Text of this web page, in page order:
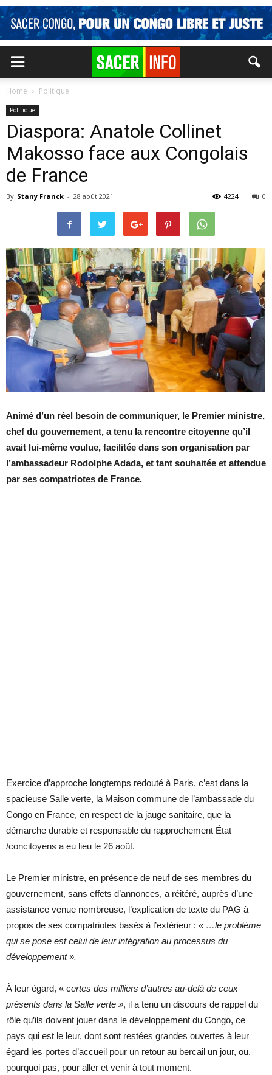
Home Politique
Politique
Diaspora: Anatole Collinet
Makosso face aux Congolais
de France
By Stany Franck - 28 août 2021 0
4224
Animé d’un réel besoin de communiquer, le Premier ministre,
chef du gouvernement, a tenu la rencontre citoyenne qu’il
avait lui-même voulue, facilitée dans son organisation par
l’ambassadeur Rodolphe Adada, et tant souhaitée et attendue
par ses compatriotes de France.
Exercice d’approche longtemps redouté à Paris, c’est dans la
spacieuse Salle verte, la Maison commune de l’ambassade du
Congo en France, en respect de la jauge sanitaire, que la
démarche durable et responsable du rapprochement État
/concitoyens a eu lieu le 26 août.
Le Premier ministre, en présence de neuf de ses membres du
gouvernement, sans effets d’annonces, a réitéré, auprès d’une
assistance venue nombreuse, l’explication de texte du PAG à
propos de ses compatriotes basés à l’extérieur : « …le problème
qui se pose est celui de leur intégration au processus du
développement ».
À leur égard, « certes des milliers d’autres au-delà de ceux
présents dans la Salle verte », il a tenu un discours de rappel du
rôle qu’ils doivent jouer dans le développement du Congo, ce
pays qui est le leur, dont sont restées grandes ouvertes à leur
égard les portes d’accueil pour un retour au bercail un jour, ou,
pourquoi pas, pour aller et venir à tout moment.